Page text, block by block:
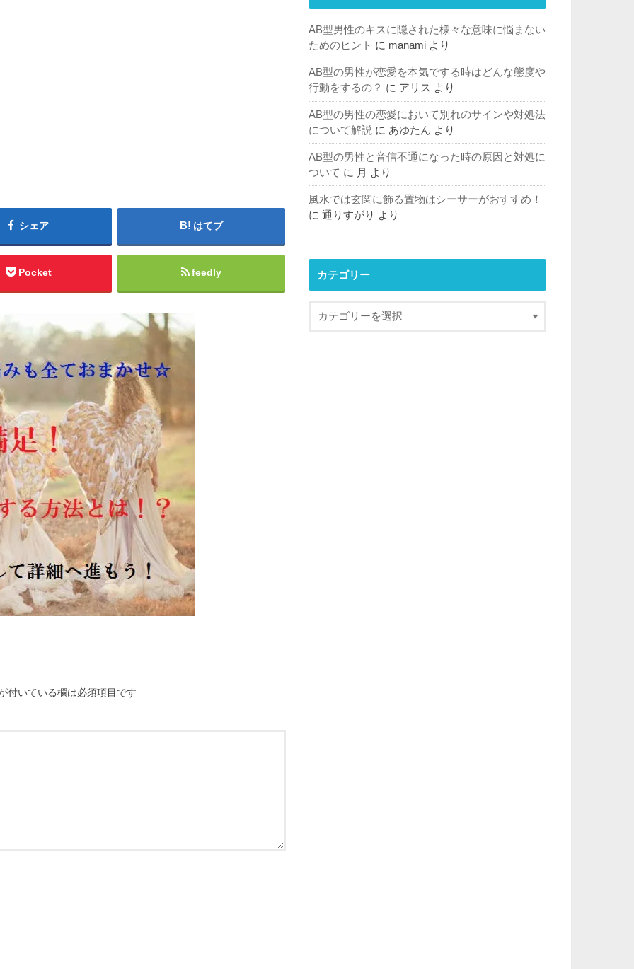
シェア はてブ
Pocket feedly
付いている欄は必須項目です
AB型男性のキスに隠された様々な意味に悩まない
ためのヒント に manami より
AB型の男性が恋愛を本気でする時はどんな態度や
行動をするの？ に アリス より
AB型の男性の恋愛において別れのサインや対処法
について解説 に あゆたん より
AB型の男性と音信不通になった時の原因と対処に
ついて に 月 より
風水では玄関に飾る置物はシーサーがおすすめ！
に 通りすがり より
カテゴリー